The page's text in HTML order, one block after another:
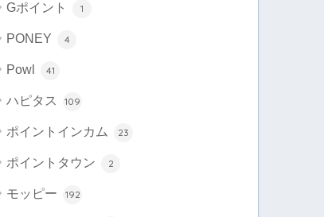
Gポイント 1
PONEY 4
Powl 41
ハピタス 109
ポイントインカム 23
ポイントタウン 2
モッピー 192